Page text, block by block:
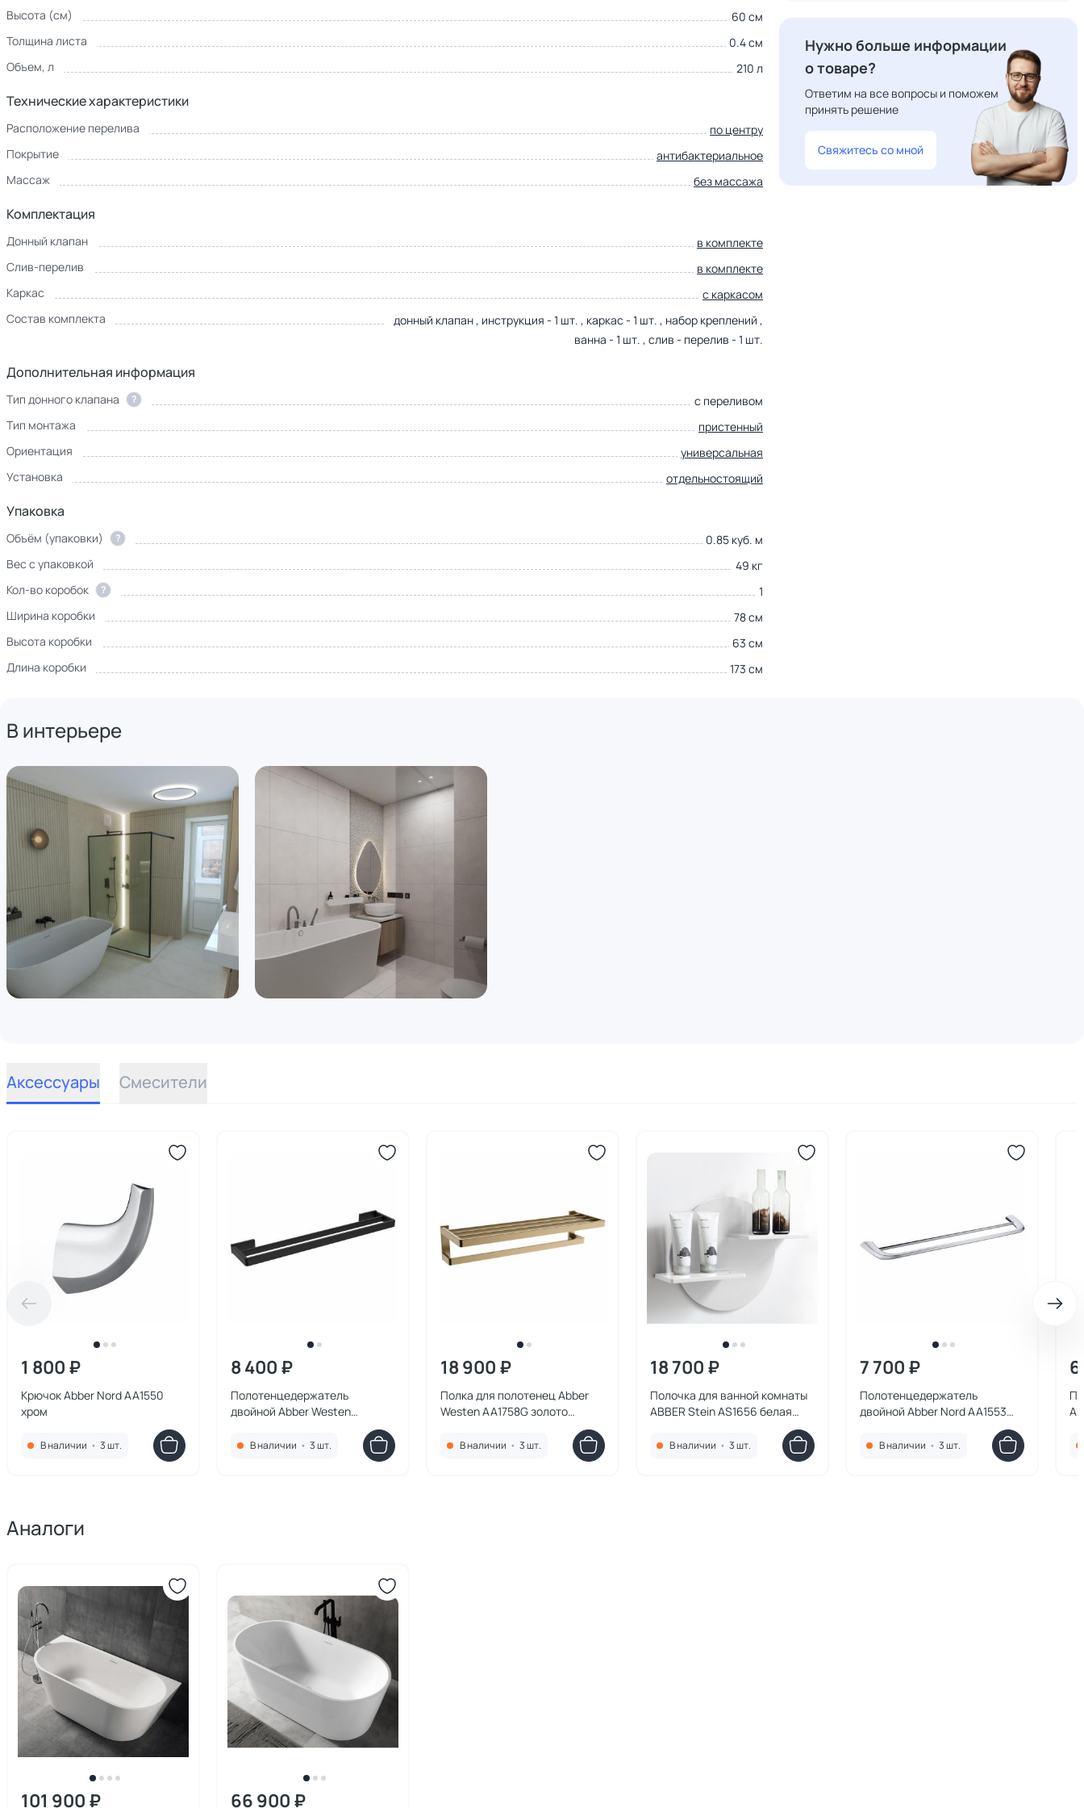
Высота (см)
60 см
Толщина листа
0.4 см
Объем, л
210 л
Технические характеристики
Расположение перелива
по центру
Покрытие
антибактериальное
Массаж
без массажа
Комплектация
Донный клапан
в комплекте
Слив-перелив
в комплекте
Каркас
с каркасом
Состав комплекта
донный клапан , инструкция - 1 шт. , каркас - 1 шт. , набор креплений ,
ванна - 1 шт. , слив - перелив - 1 шт.
Дополнительная информация
Тип донного клапана ?
с переливом
Тип монтажа
пристенный
Ориентация
универсальная
Установка
отдельностоящий
Упаковка
Объём (упаковки) ?
0.85 куб. м
Вес с упаковкой
49 кг
Кол-во коробок
?
1
Ширина коробки
78 см
Высота коробки
63 см
Длина коробки
173 см
Нужно больше информации
о товаре?
Ответим на все вопросы и поможем
принять решение
Свяжитесь со мной
В интерьере
Аксессуары Смесители
1 800 ₽
Крючок Abber Nord AA1550
хром
В наличии • 3 шт.
8 400 ₽
Полотенцедержатель
двойной Abber Westen
В наличии • 3 шт.
18 900 ₽
Полка для полотенец Abber
Westen AA1758G золото
В наличии • 3 шт.
18 700 ₽
Полочка для ванной комнаты
ABBER Stein AS1656 белая
В наличии • 3 шт.
7 700 ₽
Полотенцедержатель
двойной Abber Nord AA1553
В наличии • 3 шт.
Аналоги
101 900 ₽ 66 900 ₽